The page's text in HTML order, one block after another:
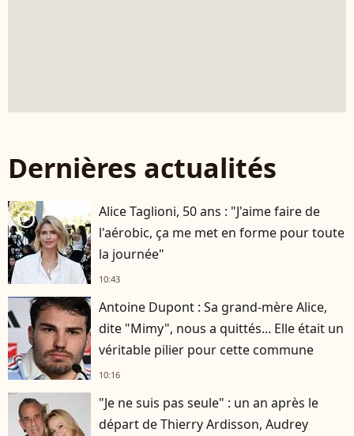
Dernières actualités
player2
Alice Taglioni, 50 ans : "J'aime faire de
l'aérobic, ça me met en forme pour toute
la journée"
10:43
Antoine Dupont : Sa grand-mère Alice,
dite "Mimy", nous a quittés... Elle était un
véritable pilier pour cette commune
10:16
"Je ne suis pas seule" : un an après le
départ de Thierry Ardisson, Audrey